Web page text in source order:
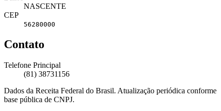
NASCENTE
CEP
56280000
Contato
Telefone Principal
(81) 38731156
Dados da Receita Federal do Brasil. Atualização periódica conforme
base pública de CNPJ.